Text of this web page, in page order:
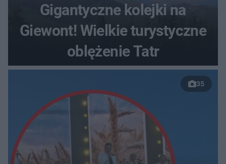
Gigantyczne kolejki na
Giewont! Wielkie turystyczne
oblężenie Tatr
35